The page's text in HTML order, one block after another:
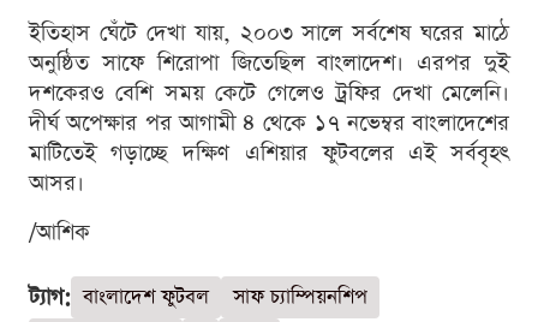
ইতিহাস ঘেঁটে দেখা যায়, ২০০৩ সালে সর্বশেষ ঘরের মাঠে
অনুষ্ঠিত সাফে শিরোপা জিতেছিল বাংলাদেশ। এরপর দুই
দশকেরও বেশি সময় কেটে গেলেও ট্রফির দেখা মেলেনি।
দীর্ঘ অপেক্ষার পর আগামী ৪ থেকে ১৭ নভেম্বর বাংলাদেশের
মাটিতেই গড়াচ্ছে দক্ষিণ এশিয়ার ফুটবলের এই সর্ববৃহৎ
আসর।
/আশিক
ট্যাগ: বাংলাদেশ ফুটবল
সাফ চ্যাম্পিয়নশিপ